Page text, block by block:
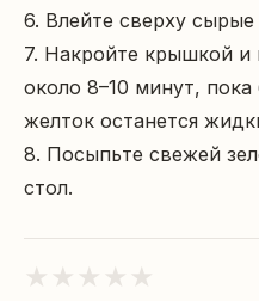
6. Влейте сверху
7. Накройте крышкой и
около 8–10 минут, пока
желток останется
8. Посыпьте свежей
стол.
★ ★ ★ ★ ★